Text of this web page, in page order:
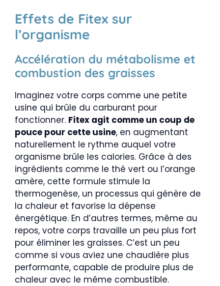
Effets de Fitex sur
l’organisme
Accélération du métabolisme et
combustion des graisses
Imaginez votre corps comme une petite
usine qui brûle du carburant pour
fonctionner. Fitex agit comme un coup de
pouce pour cette usine, en augmentant
naturellement le rythme auquel votre
organisme brûle les calories. Grâce à des
ingrédients comme le thé vert ou l’orange
amère, cette formule stimule la
thermogenèse, un processus qui génère de
la chaleur et favorise la dépense
énergétique. En d’autres termes, même au
repos, votre corps travaille un peu plus fort
pour éliminer les graisses. C’est un peu
comme si vous aviez une chaudière plus
performante, capable de produire plus de
chaleur avec le même combustible.